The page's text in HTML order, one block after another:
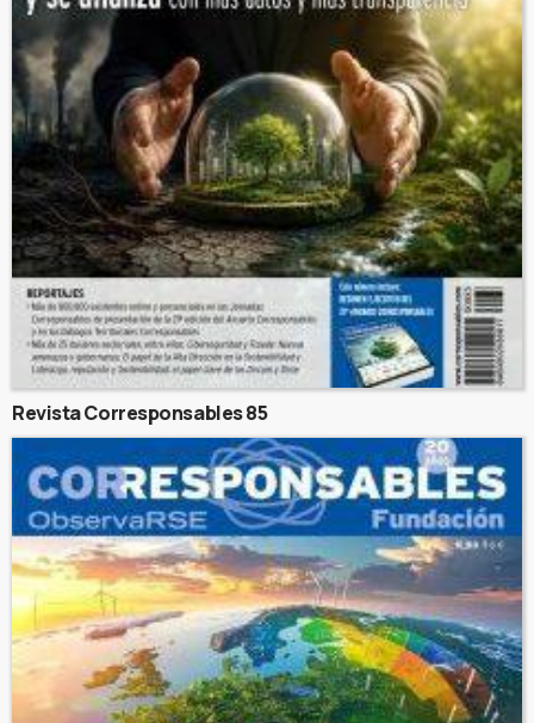
Revista Corresponsables 85